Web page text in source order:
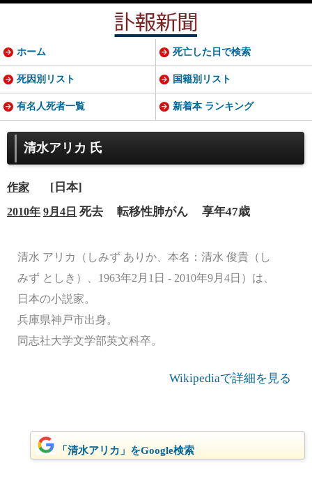
清水アリカ 氏
作家 [日本]
2010年 9月4日 死去 転移性肺がん 享年47歳
清水 アリカ（しみず ありか、本名：清水 俊貴（し
みず としき）、1963年2月1日 - 2010年9月4日）は、
日本の小説家。
兵庫県神戸市出身。
同志社大学文学部英文科卒。
Wikipediaで詳細を見る
「清水アリカ」をGoogle検索
ホーム 死亡した日で検索
死因別リスト 国籍別リスト
有名人死者一覧 新着本 ランキング